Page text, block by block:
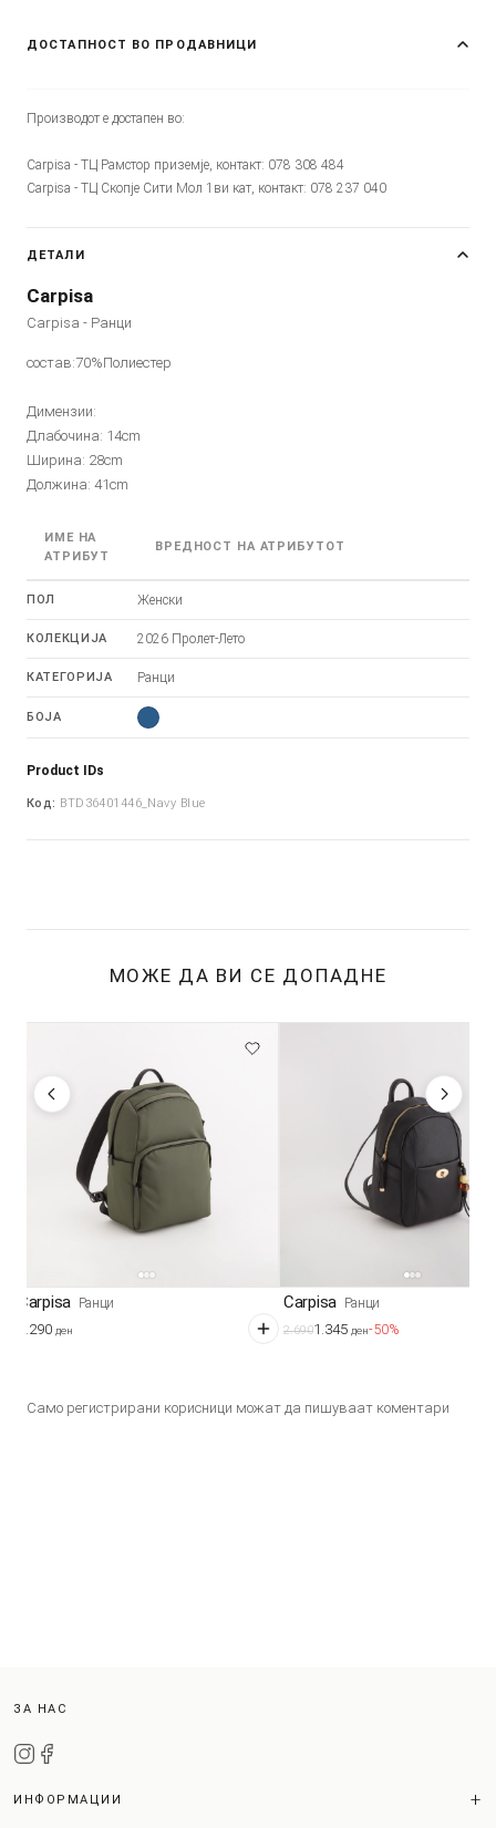
ДОСТАПНОСТ ВО ПРОДАВНИЦИ
Производот е достапен во:
Carpisa - ТЦ Рамстор приземје, контакт: 078 308 484
Carpisa - ТЦ Скопје Сити Мол 1ви кат, контакт: 078 237 040
ДЕТАЛИ
Carpisa
Carpisa - Ранци
состав:70%Полиестер
Димензии:
Длабочина: 14cm
Ширина: 28cm
Должина: 41cm
ИМЕ НА
АТРИБУТ
ВРЕДНОСТ НА АТРИБУТОТ
ПОЛ Женски
КОЛЕКЦИЈА 2026 Пролет-Лето
КАТЕГОРИЈА Ранци
БОЈА
Product IDs
Код: BTD36401446_Navy Blue
МОЖЕ ДА ВИ СЕ ДОПАДНЕ
Carpisa Ранци
3.290 ден
Carpisa Ранци
2.6901.345 ден-50%
Само регистрирани корисници можат да пишуваат коментари
ЗА НАС
ИНФОРМАЦИИ